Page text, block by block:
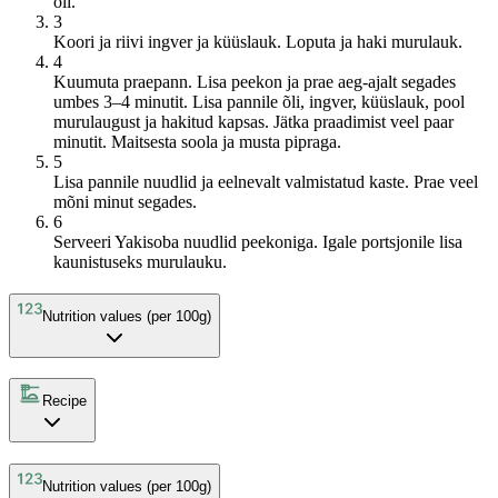
3
Koori ja riivi ingver ja küüslauk. Loputa ja haki murulauk.
4
Kuumuta praepann. Lisa peekon ja prae aeg-ajalt segades
umbes 3–4 minutit. Lisa pannile õli, ingver, küüslauk, pool
murulaugust ja hakitud kapsas. Jätka praadimist veel paar
minutit. Maitsesta soola ja musta pipraga.
5
Lisa pannile nuudlid ja eelnevalt valmistatud kaste. Prae veel
mõni minut segades.
6
Serveeri Yakisoba nuudlid peekoniga. Igale portsjonile lisa
kaunistuseks murulauku.
Nutrition values (per 100g)
Recipe
Nutrition values (per 100g)